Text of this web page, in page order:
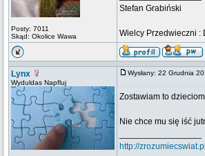
Posty: 7011
Skąd: Okolice Wawa
Stefan Grabiński
Wielcy Przedwieczni :
Lynx
Wyduldas Napfluj
Wysłany: 22 Grudnia
Zostawiam to
Nie chce mu się iść
http://